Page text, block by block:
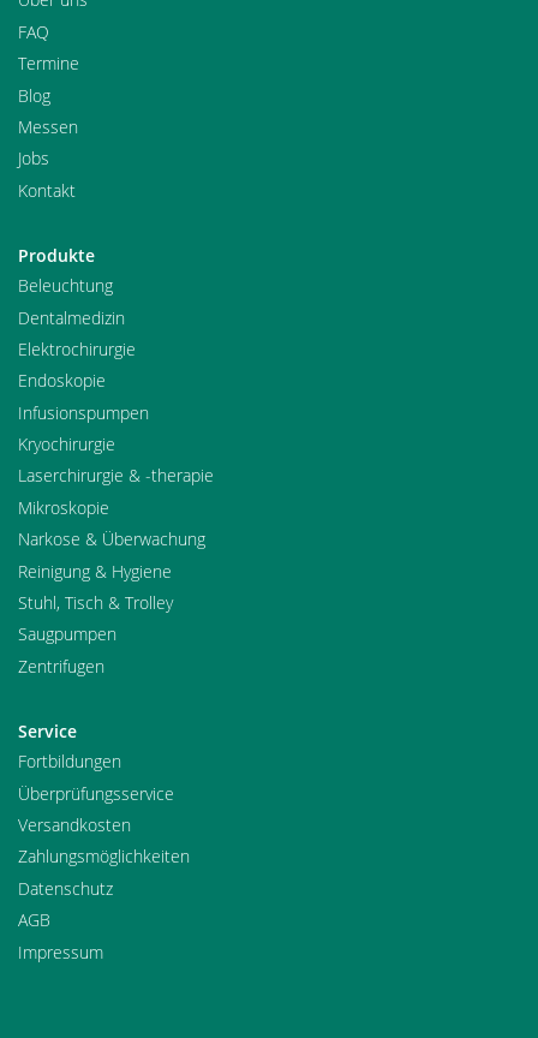
FAQ
Termine
Blog
Messen
Jobs
Kontakt
Produkte
Beleuchtung
Dentalmedizin
Elektrochirurgie
Endoskopie
Infusionspumpen
Kryochirurgie
Laserchirurgie & -therapie
Mikroskopie
Narkose & Überwachung
Reinigung & Hygiene
Stuhl, Tisch & Trolley
Saugpumpen
Zentrifugen
Service
Fortbildungen
Überprüfungsservice
Versandkosten
Zahlungsmöglichkeiten
Datenschutz
AGB
Impressum